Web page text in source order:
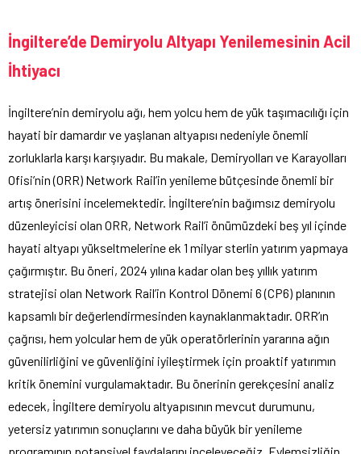
İngiltere’de Demiryolu Altyapı Yenilemesinin Acil
İhtiyacı
İngiltere’nin demiryolu ağı, hem yolcu hem de yük taşımacılığı için
hayati bir damardır ve yaşlanan altyapısı nedeniyle önemli
zorluklarla karşı karşıyadır. Bu makale, Demiryolları ve Karayolları
Ofisi’nin (ORR) Network Rail’in yenileme bütçesinde önemli bir
artış önerisini incelemektedir. İngiltere’nin bağımsız demiryolu
düzenleyicisi olan ORR, Network Rail’i önümüzdeki beş yıl içinde
hayati altyapı yükseltmelerine ek 1 milyar sterlin yatırım yapmaya
çağırmıştır. Bu öneri, 2024 yılına kadar olan beş yıllık yatırım
stratejisi olan Network Rail’in Kontrol Dönemi 6 (CP6) planının
kapsamlı bir değerlendirmesinden kaynaklanmaktadır. ORR’ın
çağrısı, hem yolcular hem de yük operatörlerinin yararına ağın
güvenilirliğini ve güvenliğini iyileştirmek için proaktif yatırımın
kritik önemini vurgulamaktadır. Bu önerinin gerekçesini analiz
edecek, İngiltere demiryolu altyapısının mevcut durumunu,
yetersiz yatırımın sonuçlarını ve daha büyük bir yenileme